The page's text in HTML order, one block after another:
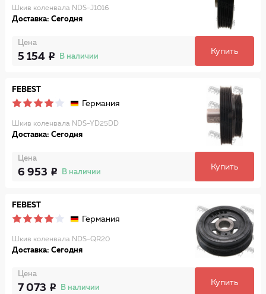
Шкив коленвала NDS-J1016
Доставка: Сегодня
Цена
5 154 В наличии
Купить
FEBEST
Германия
Шкив коленвала NDS-YD25DD
Доставка: Сегодня
Цена
6 953 В наличии
Купить
FEBEST
Германия
Шкив коленвала NDS-QR20
Доставка: Сегодня
Цена
7 073 В наличии
Купить